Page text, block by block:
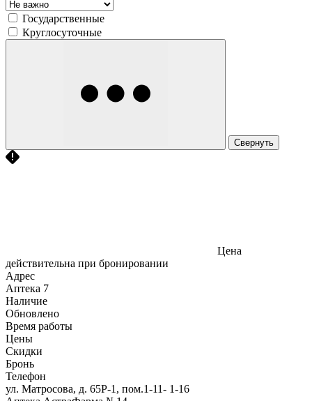
Государственные
Круглосуточные
Свернуть
Цена
действительна при бронировании
Адрес
Аптека 7
Наличие
Обновлено
Время работы
Цены
Скидки
Бронь
Телефон
ул. Матросова, д. 65Р-1, пом.1-11- 1-16